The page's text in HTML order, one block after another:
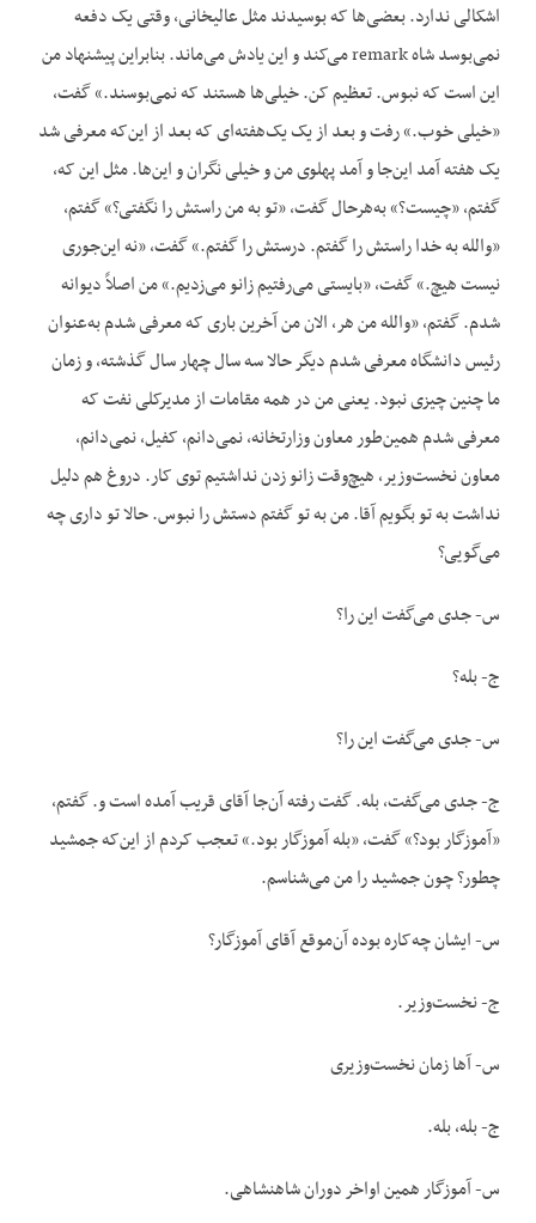
اشکالی ندارد. بعضی‌ها که بوسیدند مثل عالیخانی، وقتی یک دفعه
نمی‌بوسد شاه remark می‌کند و این یادش می‌ماند. بنابراین پیشنهاد من
این است که نبوس. تعظیم کن. خیلی‌ها هستند که نمی‌بوسند.» گفت،
«خیلی خوب.» رفت و بعد از یک یک‌هفته‌ای که بعد از این‌که معرفی شد
یک هفته آمد این‌جا و آمد پهلوی من و خیلی نگران و این‌ها. مثل این که،
گفتم، «چیست؟» به‌هرحال گفت، «تو به من راستش را نگفتی؟» گفتم،
«والله به خدا راستش را گفتم. درستش را گفتم.» گفت، «نه این‌جوری
نیست هیچ.» گفت، «بایستی می‌رفتیم زانو می‌زدیم.» من اصلاً دیوانه
شدم. گفتم، «والله من هر، الان من آخرین باری که معرفی شدم به‌عنوان
رئیس دانشگاه معرفی شدم دیگر حالا سه سال چهار سال گذشته، و زمان
ما چنین چیزی نبود. یعنی من در همه مقامات از مدیرکلی نفت که
معرفی شدم همین‌طور معاون وزارتخانه، نمی‌دانم، کفیل، نمی‌دانم،
معاون نخست‌وزیر، هیچ‌وقت زانو زدن نداشتیم توی کار. دروغ هم دلیل
نداشت به تو بگویم آقا. من به تو گفتم دستش را نبوس. حالا تو داری چه
می‌گویی؟
س- جدی می‌گفت این را؟
ج- بله؟
س- جدی می‌گفت این را؟
ج- جدی می‌گفت، بله. گفت رفته آن‌جا آقای قریب آمده است و. گفتم،
«آموزگار بود؟» گفت، «بله آموزگار بود.» تعجب کردم از این‌که جمشید
چطور؟ چون جمشید را من می‌شناسم.
س- ایشان چه‌کاره بوده آن‌موقع آقای آموزگار؟
ج- نخست‌وزیر.
س- آها زمان نخست‌وزیری
ج- بله، بله.
س- آموزگار همین اواخر دوران شاهنشاهی.